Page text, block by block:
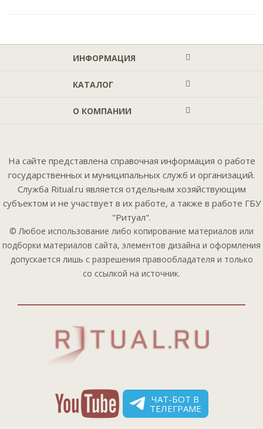
ИНФОРМАЦИЯ
КАТАЛОГ
О КОМПАНИИ
На сайте представлена справочная информация о работе
государственных и муниципальных служб и организаций.
Служба Ritual.ru является отдельным хозяйствующим
субъектом и не участвует в их работе, а также в работе ГБУ
"Ритуал".
© Любое использование либо копирование материалов или
подборки материалов сайта, элементов дизайна и оформления
допускается лишь с разрешения правообладателя и только
со ссылкой на источник.
ЧАТ-БОТ В
ТЕЛЕГРАМЕ